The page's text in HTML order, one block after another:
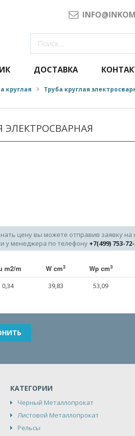
ДОСТАВКА
круглая
Труба круглая
ЭЛЕКТРОСВАРНАЯ
цену вы можете отправив заявку на
у менеджера по телефону +7(499) 753-
m2/m W cm3 Wp cm3
0,34 39,83 53,09
КАТЕГОРИИ
Черный Металлопрокат
Листовой Металлопрокат
Рельсы